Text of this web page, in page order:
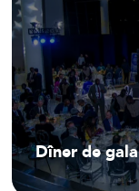
Dîner de gala